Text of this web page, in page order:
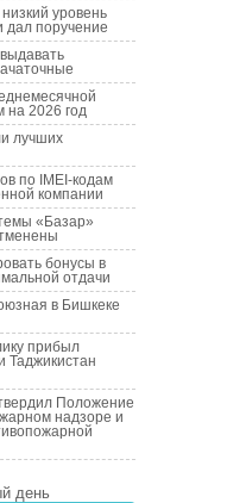
уровень
дал поручение
на 2026 год
лучших
по IMEI-кодам
компании
«Базар»
бонусы в
отдачи
в Бишкеке
прибыл
Таджикистан
Положение
надзоре и
день